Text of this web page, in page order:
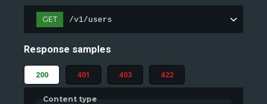
GET /v1/users
Response samples
200 401 403 422
Content type